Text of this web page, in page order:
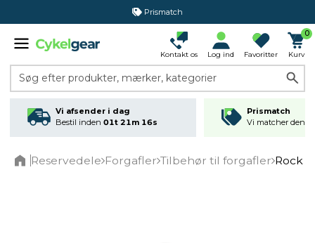
Prismatch
Kontakt os Log ind Favoritter
0
Kurv
Søg efter produkter, mærker, kategorier
Vi afsender i dag
Bestil inden 01t 21m 16s
Prismatch
Vi matcher den
Reservedele Forgafler Tilbehør til forgafler Rock